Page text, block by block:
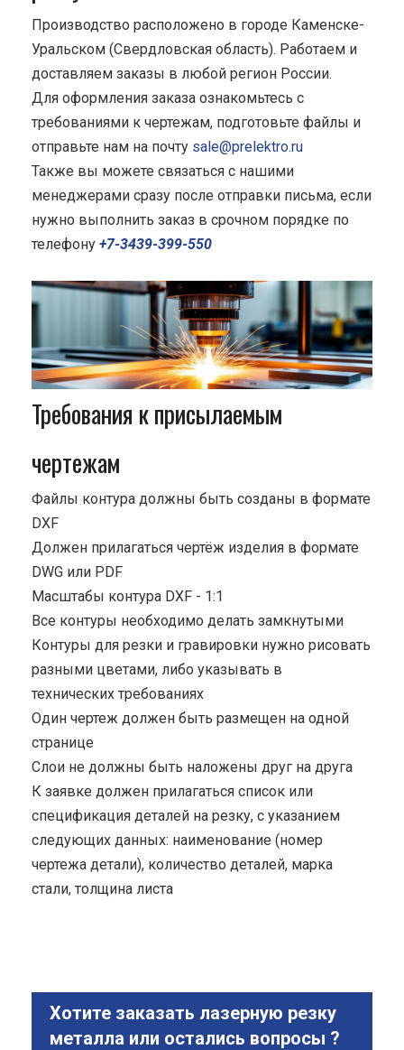
Производство расположено в городе Каменске-
Уральском (Свердловская область). Работаем и
доставляем заказы в любой регион России.
Для оформления заказа ознакомьтесь с
требованиями к чертежам, подготовьте файлы и
отправьте нам на почту sale@prelektro.ru
Также вы можете связаться с нашими
менеджерами сразу после отправки письма, если
нужно выполнить заказ в срочном порядке по
телефону +7-3439-399-550
Требования к присылаемым
чертежам
Файлы контура должны быть созданы в формате
DXF
Должен прилагаться чертёж изделия в формате
DWG или PDF
Масштабы контура DXF - 1:1
Все контуры необходимо делать замкнутыми
Контуры для резки и гравировки нужно рисовать
разными цветами, либо указывать в
технических требованиях
Один чертеж должен быть размещен на одной
странице
Cлои не должны быть наложены друг на друга
К заявке должен прилагаться список или
спецификация деталей на резку, с указанием
следующих данных: наименование (номер
чертежа детали), количество деталей, марка
стали, толщина листа
Хотите заказать лазерную резку
металла или остались вопросы ?